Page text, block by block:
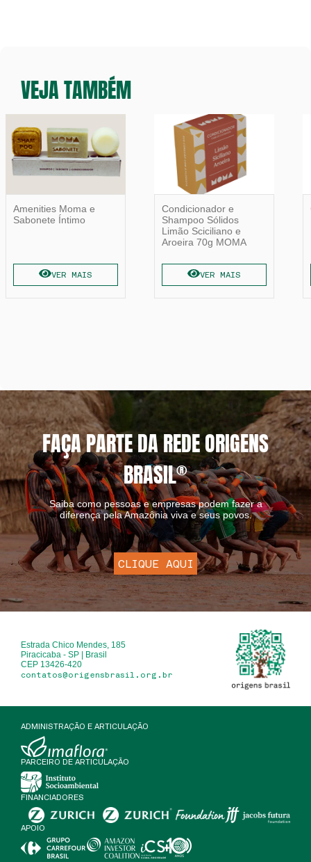
VEJA TAMBÉM
Amenities Moma e
Sabonete Íntimo
VER MAIS
Condicionador e
Shampoo Sólidos
Limão Sciciliano e
Aroeira 70g MOMA
VER MAIS
FAÇA PARTE DA REDE ORIGENS
BRASIL®
Saiba como pessoas e empresas podem fazer a
diferença pela Amazônia viva e seus povos.
CLIQUE AQUI
Estrada Chico Mendes, 185
Piracicaba - SP | Brasil
CEP 13426-420
contatos@origensbrasil.org.br
ADMINISTRAÇÃO E ARTICULAÇÃO
PARCEIRO DE ARTICULAÇÃO
FINANCIADORES
APOIO